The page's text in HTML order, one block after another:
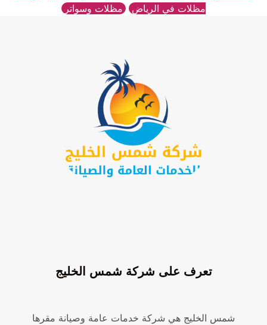
مظلات في الرياض مظلات وسواتر
تعرف على شركة شمس الخليج
شمس الخليج هي شركة خدمات عامة وصيانة مقرها